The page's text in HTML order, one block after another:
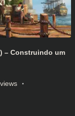
– Construindo um